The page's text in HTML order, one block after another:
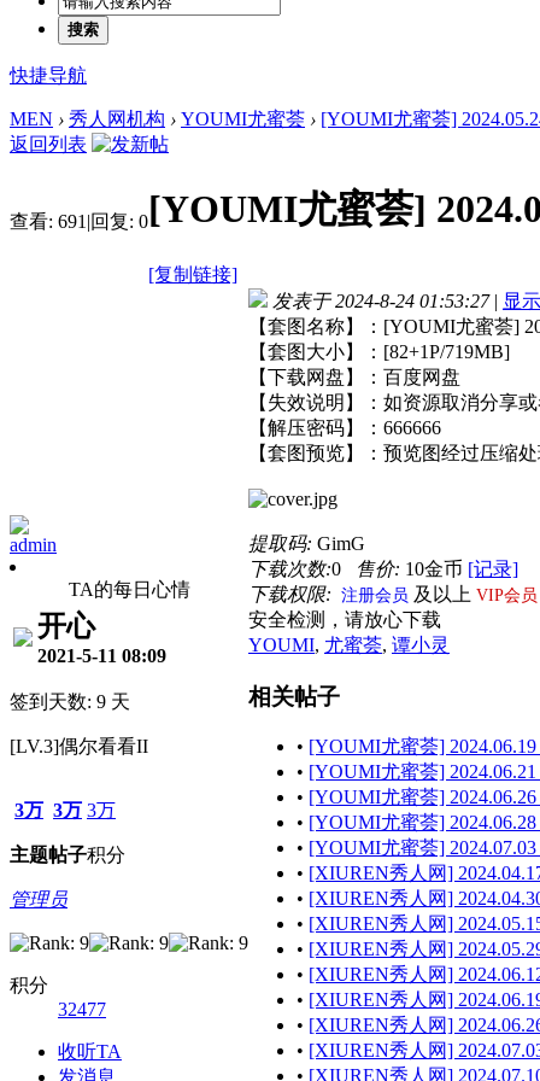
搜索
快捷导航
MEN › 秀人网机构 › YOUMI尤蜜荟 › [YOUMI尤蜜荟]
返回列表
查看: 691 |回复: 0[YOUMI尤蜜荟]
[复制链接]
admin
TA的每日心情
开心
2021-5-11 08:09
签到天数: 9 天
[LV.3]偶尔看看II
3万
主题
3万
帖子
3万
积分
管理员
积分
32477
收听TA
发消息
发表于 2024-8-24 01:53:27 | 显
【套图名称】：[YOUMI尤蜜荟]
【套图大小】：[82+1P/719MB]
【下载网盘】：百度网盘
【失效说明】：如资源取消分享
【解压密码】：666666
【套图预览】：预览图经过压缩
提取码: GimG
下载次数:0 售价: 10金币 [记录]
下载权限: 注册会员 及以上 VIP会员
安全检测，请放心下载
YOUMI, 尤蜜荟, 谭小灵
相关帖子
• [YOUMI尤蜜荟]
• [YOUMI尤蜜荟]
• [YOUMI尤蜜荟]
• [YOUMI尤蜜荟]
• [YOUMI尤蜜荟]
• [XIUREN秀人网]
• [XIUREN秀人网]
• [XIUREN秀人网]
• [XIUREN秀人网]
• [XIUREN秀人网]
• [XIUREN秀人网]
• [XIUREN秀人网]
• [XIUREN秀人网]
• [XIUREN秀人网]